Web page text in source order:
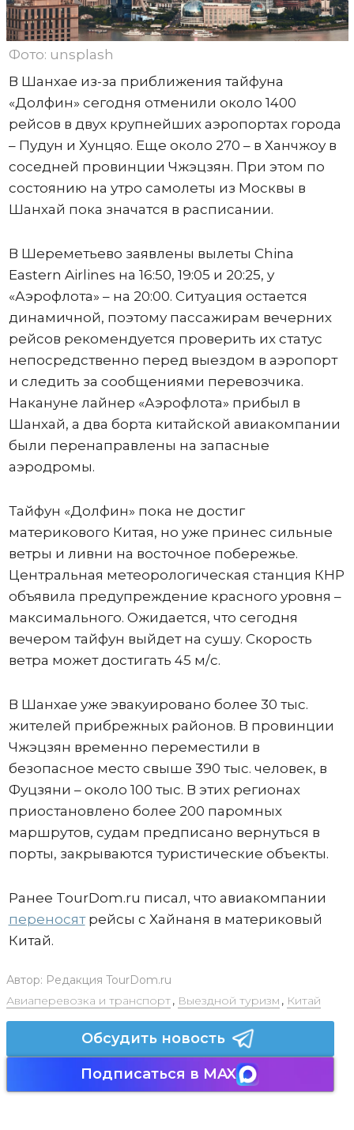
Фото: unsplash
В Шанхае из-за приближения тайфуна
«Долфин» сегодня отменили около 1400
рейсов в двух крупнейших аэропортах города
– Пудун и Хунцяо. Еще около 270 – в Ханчжоу в
соседней провинции Чжэцзян. При этом по
состоянию на утро самолеты из Москвы в
Шанхай пока значатся в расписании.
В Шереметьево заявлены вылеты China
Eastern Airlines на 16:50, 19:05 и 20:25, у
«Аэрофлота» – на 20:00. Ситуация остается
динамичной, поэтому пассажирам вечерних
рейсов рекомендуется проверить их статус
непосредственно перед выездом в аэропорт
и следить за сообщениями перевозчика.
Накануне лайнер «Аэрофлота» прибыл в
Шанхай, а два борта китайской авиакомпании
были перенаправлены на запасные
аэродромы.
Тайфун «Долфин» пока не достиг
материкового Китая, но уже принес сильные
ветры и ливни на восточное побережье.
Центральная метеорологическая станция КНР
объявила предупреждение красного уровня –
максимального. Ожидается, что сегодня
вечером тайфун выйдет на сушу. Скорость
ветра может достигать 45 м/с.
В Шанхае уже эвакуировано более 30 тыс.
жителей прибрежных районов. В провинции
Чжэцзян временно переместили в
безопасное место свыше 390 тыс. человек, в
Фуцзяни – около 100 тыс. В этих регионах
приостановлено более 200 паромных
маршрутов, судам предписано вернуться в
порты, закрываются туристические объекты.
Ранее TourDom.ru писал, что авиакомпании
переносятрейсы с Хайнаня в материковый
Китай.
Автор: Редакция TourDom.ru
Авиаперевозка и транспорт, Выездной туризм , Китай
Обсудить новость
Подписаться в MAX